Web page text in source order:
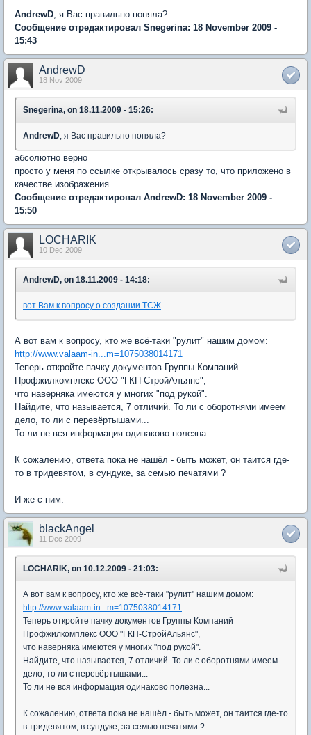
AndrewD , я Вас правильно поняла?
Сообщение отредактировал Snegerina: 18 November 2009 -
15:43
AndrewD
18 Nov 2009
Snegerina, on 18.11.2009 - 15:26:
AndrewD , я Вас правильно поняла?
абсолютно верно
просто у меня по ссылке открывалось сразу то, что приложено в
качестве изображения
Сообщение отредактировал AndrewD: 18 November 2009 -
15:50
LOCHARIK
10 Dec 2009
AndrewD, on 18.11.2009 - 14:18:
вот Вам к вопросу о создании ТСЖ
А вот вам к вопросу, кто же всё-таки "рулит" нашим домом:
http://www.valaam-in...m=1075038014171
Теперь откройте пачку документов Группы Компаний
Профжилкомплекс ООО "ГКП-СтройАльянс",
что наверняка имеются у многих "под рукой".
Найдите, что называется, 7 отличий. То ли с оборотнями имеем
дело, то ли с перевёртышами...
То ли не вся информация одинаково полезна...
К сожалению, ответа пока не нашёл - быть может, он таится где-
то в тридевятом, в сундуке, за семью печатями ?
И же с ним.
blackAngel
11 Dec 2009
LOCHARIK, on 10.12.2009 - 21:03:
А вот вам к вопросу, кто же всё-таки "рулит" нашим домом:
http://www.valaam-in...m=1075038014171
Теперь откройте пачку документов Группы Компаний
Профжилкомплекс ООО "ГКП-СтройАльянс",
что наверняка имеются у многих "под рукой".
Найдите, что называется, 7 отличий. То ли с оборотнями имеем
дело, то ли с перевёртышами...
То ли не вся информация одинаково полезна...
К сожалению, ответа пока не нашёл - быть может, он таится где-то
в тридевятом, в сундуке, за семью печатями ?